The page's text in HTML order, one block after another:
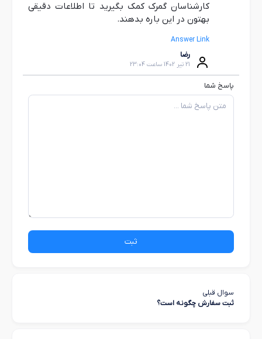
کارشناسان گمرک کمک بگیرید تا اطلاعات دقیقی
بهتون در این باره بدهند.
Answer Link
رضا
21 تیر 1402 ساعت 23:04
پاسخ شما
ثبت
سوال قبلی
ثبت سفارش چگونه است؟